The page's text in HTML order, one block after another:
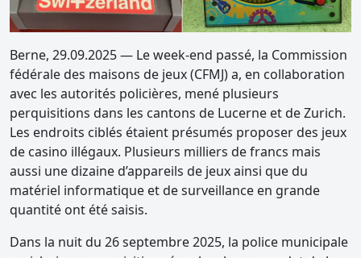
Berne, 29.09.2025 — Le week-end passé, la Commission
fédérale des maisons de jeux (CFMJ) a, en collaboration
avec les autorités policières, mené plusieurs
perquisitions dans les cantons de Lucerne et de Zurich.
Les endroits ciblés étaient présumés proposer des jeux
de casino illégaux. Plusieurs milliers de francs mais
aussi une dizaine d’appareils de jeux ainsi que du
matériel informatique et de surveillance en grande
quantité ont été saisis.
Dans la nuit du 26 septembre 2025, la police municipale